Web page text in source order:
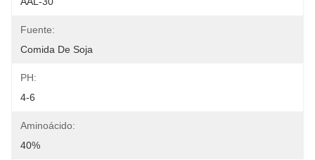
Fuente:
Comida De Soja
PH:
4-6
Aminoácido:
40%